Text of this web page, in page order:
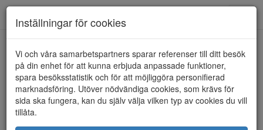
HEM RIEKER
Inställningar för cookies
Vi och våra samarbetspartners sparar referenser till ditt besök
på din enhet för att kunna erbjuda anpassade funktioner,
spara besöksstatistik och för att möjliggöra personifierad
marknadsföring. Utöver nödvändiga cookies, som krävs för
sida ska fungera, kan du själv välja vilken typ av cookies du vill
tillåta.